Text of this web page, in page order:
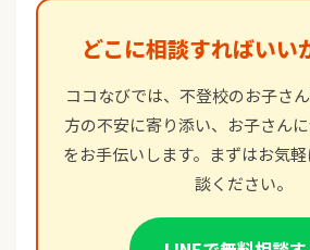
どこに相談すればいい
ココなびでは、不登校のお子さ
方の不安に寄り添い、お子さん
をお手伝いします。まずはお気
談ください。